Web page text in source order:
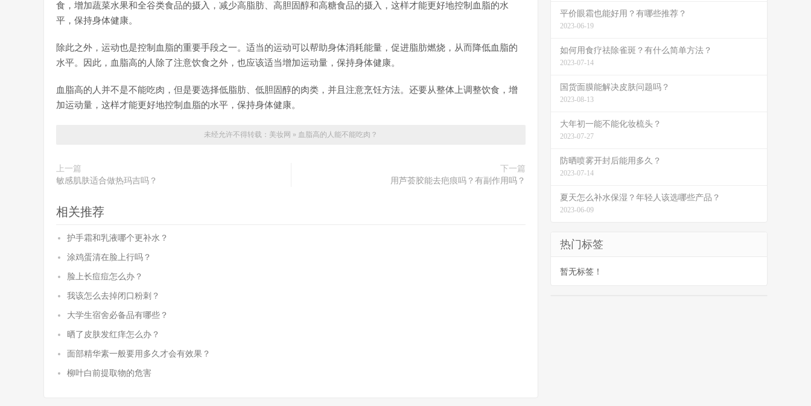
食，增加蔬菜水果和全谷类食品的摄入，减少高脂肪、高胆固醇和高糖食品的摄入，这样才能更好地控制血脂的水
平，保持身体健康。
除此之外，运动也是控制血脂的重要手段之一。适当的运动可以帮助身体消耗能量，促进脂肪燃烧，从而降低血脂的
水平。因此，血脂高的人除了注意饮食之外，也应该适当增加运动量，保持身体健康。
血脂高的人并不是不能吃肉，但是要选择低脂肪、低胆固醇的肉类，并且注意烹饪方法。还要从整体上调整饮食，增
加运动量，这样才能更好地控制血脂的水平，保持身体健康。
未经允许不得转载： 美妆网 » 血脂高的人能不能吃肉？
上一篇
敏感肌肤适合做热玛吉吗？
下一篇
用芦荟胶能去疤痕吗？有副作用吗？
相关推荐
护手霜和乳液哪个更补水？
涂鸡蛋清在脸上行吗？
脸上长痘痘怎么办？
我该怎么去掉闭口粉刺？
大学生宿舍必备品有哪些？
晒了皮肤发红痒怎么办？
面部精华素一般要用多久才会有效果？
柳叶白前提取物的危害
平价眼霜也能好用？有哪些推荐？
2023-06-19
如何用食疗祛除雀斑？有什么简单方法？
2023-07-14
国货面膜能解决皮肤问题吗？
2023-08-13
大年初一能不能化妆梳头？
2023-07-27
防晒喷雾开封后能用多久？
2023-07-14
夏天怎么补水保湿？年轻人该选哪些产品？
2023-06-09
热门标签
暂无标签！